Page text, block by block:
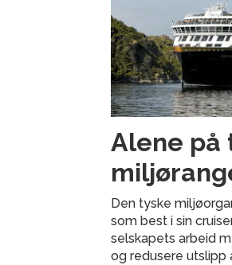
Alene på
Den tyske
som best i sin
selskapets arbeid
og redusere utslipp